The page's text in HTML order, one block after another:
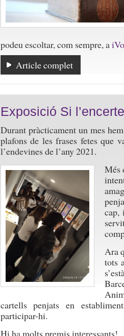
podeu escoltar, com sempre, a
Article complet
Exposició Si
Durant pràcticament un mes
plafons de les frases fetes que
l’endevines de l’any 2021.
Més
cap,
Ara
tots
cartells penjats en
participar-hi.
Hi ha molts premis interessants!